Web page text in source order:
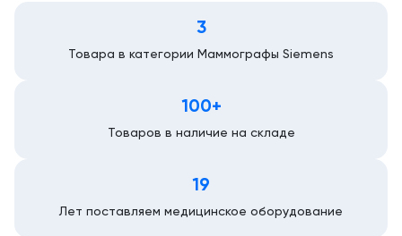
3
Товара в категории Маммографы Siemens
100+
Товаров в наличие на складе
19
Лет поставляем медицинское оборудование